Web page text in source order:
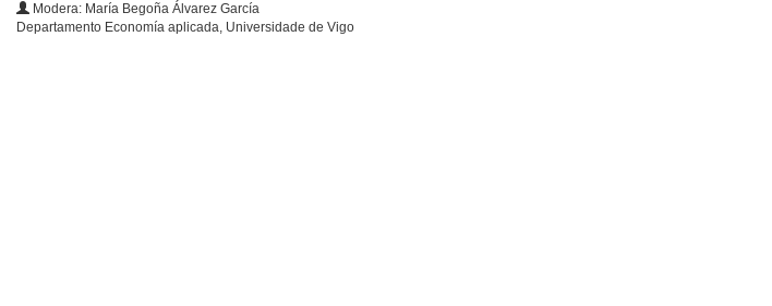
Modera: María Begoña Álvarez García
Departamento Economía aplicada, Universidade de Vigo